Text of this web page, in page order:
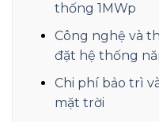
thống 1MWp
Công nghệ và
đặt hệ thống
Chi phí bảo trì
mặt trời